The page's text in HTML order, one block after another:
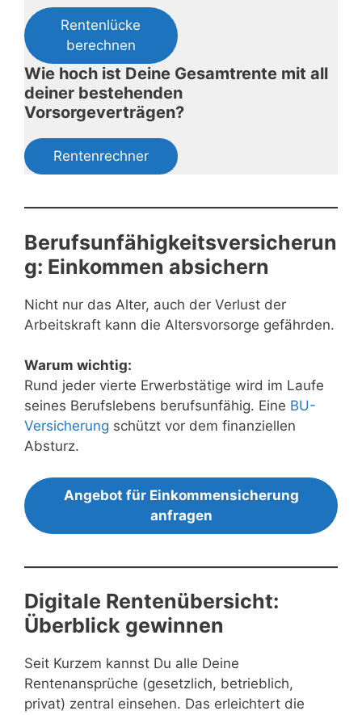
Rentenlücke
berechnen
Wie hoch ist Deine Gesamtrente mit all
deiner bestehenden
Vorsorgeverträgen?
Rentenrechner
Berufsunfähigkeitsversicherun
g: Einkommen absichern
Nicht nur das Alter, auch der Verlust der
Arbeitskraft kann die Altersvorsorge gefährden.
Warum wichtig:
Rund jeder vierte Erwerbstätige wird im Laufe
seines Berufslebens berufsunfähig. Eine BU-
Versicherung schützt vor dem finanziellen
Absturz.
Angebot für Einkommensicherung
anfragen
Digitale Rentenübersicht:
Überblick gewinnen
Seit Kurzem kannst Du alle Deine
Rentenansprüche (gesetzlich, betrieblich,
privat) zentral einsehen. Das erleichtert die